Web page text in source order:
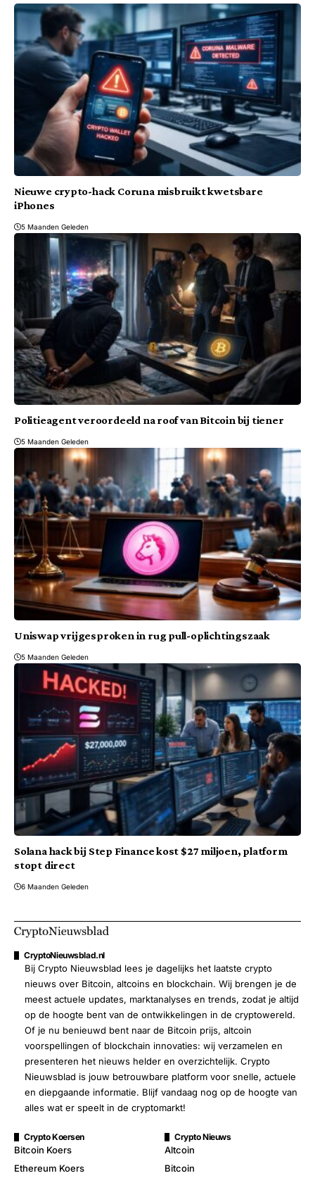
Nieuwe crypto-hack Coruna misbruikt kwetsbare
iPhones
5 Maanden Geleden
Politieagent veroordeeld na roof van Bitcoin bij tiener
5 Maanden Geleden
Uniswap vrijgesproken in rug pull-oplichtingszaak
5 Maanden Geleden
Solana hack bij Step Finance kost $27 miljoen, platform
stopt direct
6 Maanden Geleden
CryptoNieuwsblad.nl
Bij Crypto Nieuwsblad lees je dagelijks het laatste crypto
nieuws over Bitcoin, altcoins en blockchain. Wij brengen je de
meest actuele updates, marktanalyses en trends, zodat je altijd
op de hoogte bent van de ontwikkelingen in de cryptowereld.
Of je nu benieuwd bent naar de Bitcoin prijs, altcoin
voorspellingen of blockchain innovaties: wij verzamelen en
presenteren het nieuws helder en overzichtelijk. Crypto
Nieuwsblad is jouw betrouwbare platform voor snelle, actuele
en diepgaande informatie. Blijf vandaag nog op de hoogte van
alles wat er speelt in de cryptomarkt!
Crypto Koersen
Bitcoin Koers
Ethereum Koers
Crypto Nieuws
Altcoin
Bitcoin